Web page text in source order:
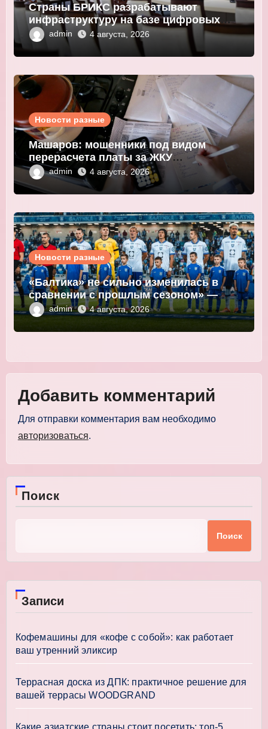
Страны БРИКС разрабатывают
инфраструктуру на базе цифровых
валют центробанков
admin 4 августа, 2026
Новости разные
Машаров: мошенники под видом
перерасчета платы за ЖКУ
выманивают персональные данные
admin 4 августа, 2026
Новости разные
«Балтика» не сильно изменилась в
сравнении с прошлым сезоном» —
Морadmin 4 августа, 2026
Добавить комментарий
Для отправки комментария вам необходимо
авторизоваться.
Поиск
Поиск
Записи
Кофемашины для «кофе с собой»: как работает
ваш утренний эликсир
Террасная доска из ДПК: практичное решение для
вашей террасы WOODGRAND
Какие азиатские страны стоит посетить: топ-5